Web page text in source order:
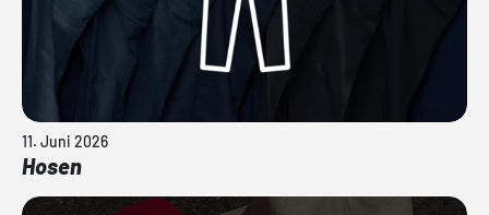
11. Juni 2026
Hosen